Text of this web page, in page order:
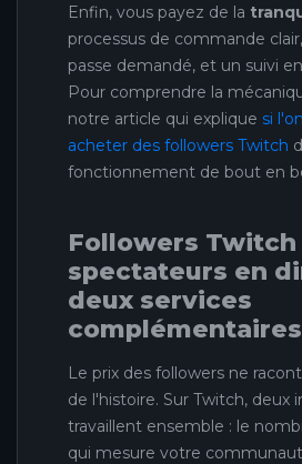
Enfin, vous payez de la
processus de commande
passe demandé, et un suivi
Pour comprendre la
notre article qui explique si
acheter des followers Twitch
fonctionnement de bout en
Followers Twitch
spectateurs en
deux services
complémentaires
Le prix des followers ne
de l'histoire. Sur Twitch, deux
travaillent ensemble : le
qui mesure votre